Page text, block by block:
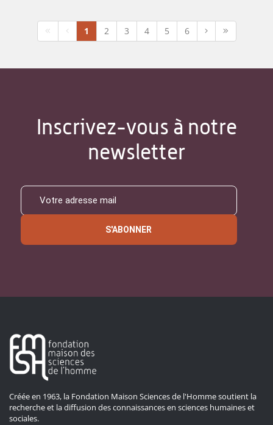
1 2 3 4 5 6
Inscrivez-vous à notre
newsletter
S'ABONNER
Créée en 1963, la Fondation Maison Sciences de l'Homme soutient la
recherche et la diffusion des connaissances en sciences humaines et
sociales.